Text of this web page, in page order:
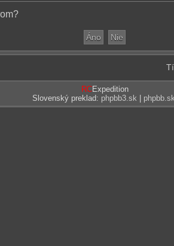
RCExpedition
Slovenský preklad: phpbb3.sk phpbb.sk